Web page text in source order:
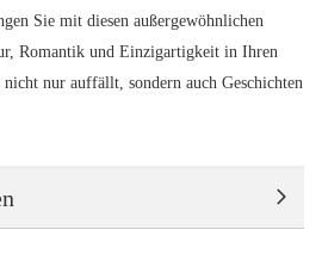
Sie mit diesen außergewöhnlichen
Romantik und Einzigartigkeit in Ihren
nur auffällt, sondern auch Geschichten